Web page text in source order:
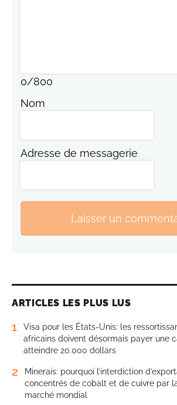
0/800
Nom
Adresse de messagerie
Laisser un
ARTICLES LES PLUS LUS
1
Visa pour les États-Unis: les
africains doivent désormais payer une
atteindre 20.000 dollars
2
Minerais: pourquoi l’interdiction
concentrés de cobalt et de cuivre par
marché mondial